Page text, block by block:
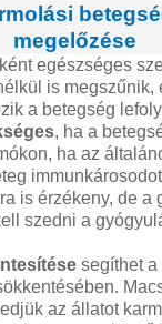
megelőzése
egészséges
is megszűnik,
a betegség
, ha a
ha az
is érzékeny, de a
szedni a
segíthet
az állatot